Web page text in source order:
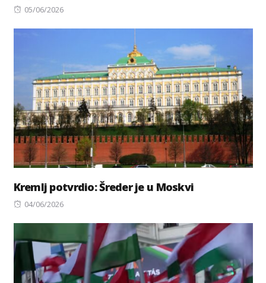
Posted
05/06/2026
Kremlj potvrdio: Šreder je u Moskvi
Posted
04/06/2026